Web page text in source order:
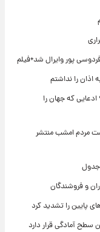
پور وایرال شد+فیلم
را نداشتم
در دستان یک نوجوان ۱۵ ساله؟ ادعایی که جهان را
مردم امشب منتشر
و فروشندگان
پایین را تشدید کرد
سطح آمادگی قرار دارد